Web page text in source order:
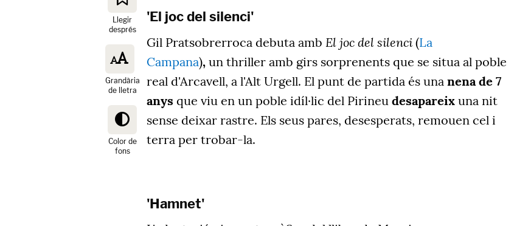
Llegir
després
Grandària
de lletra
Color de
fons
'El joc del silenci'
Gil Pratsobrerroca debuta amb El joc del silenci (La
Campana), un thriller amb girs sorprenents que se situa al poble
real d'Arcavell, a l'Alt Urgell. El punt de partida és una nena de 7
anys que viu en un poble idíl·lic del Pirineu desapareix una nit
sense deixar rastre. Els seus pares, desesperats, remouen cel i
terra per trobar-la.
'Hamnet'